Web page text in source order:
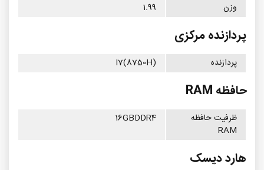
وزن 1.99
پردازنده مرکزی
پردازنده I7(8750H)
حافظه RAM
ظرفیت حافظه
RAM
16GBDDR4
هارد دیسک